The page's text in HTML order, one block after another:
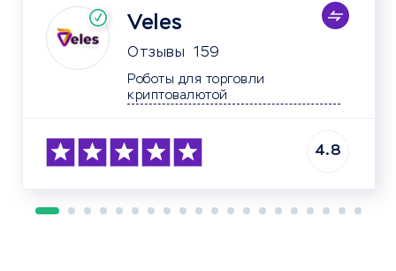
Veles
Отзывы 159
Роботы для торговли
4.8